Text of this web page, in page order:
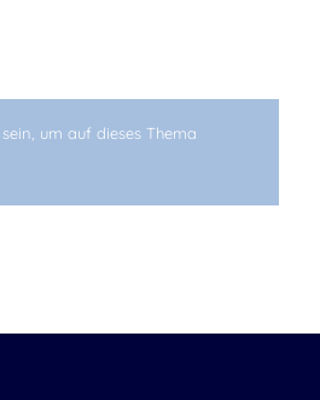
um auf dieses Thema